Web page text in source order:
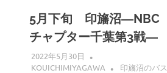
5月下旬 印旛沼―NBC
チャプター千葉第3戦―
2022年5月30日
KOUICHIMIYAGAWA
印旛沼のバス